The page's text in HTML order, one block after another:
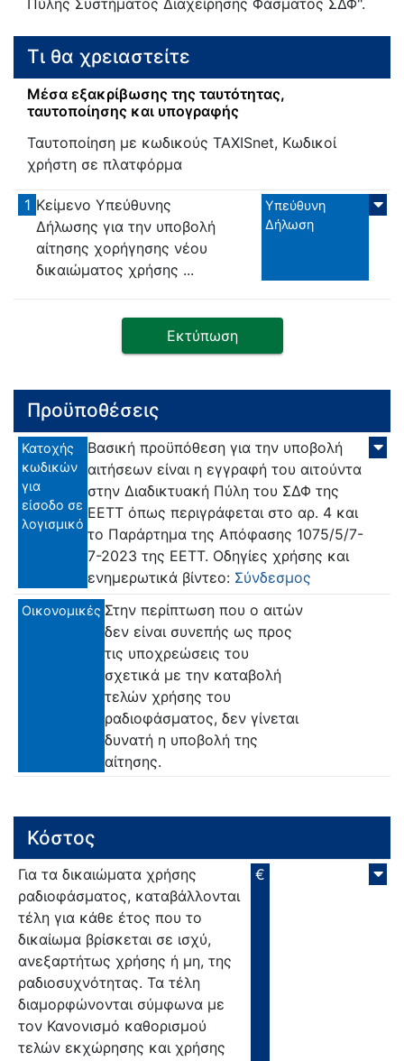
Τι θα χρειαστείτε
Μέσα εξακρίβωσης της ταυτότητας,
ταυτοποίησης και υπογραφής
Ταυτοποίηση με κωδικούς TAXISnet, Κωδικοί
χρήστη σε πλατφόρμα
1 Κείμενο Υπεύθυνης
Δήλωσης για την υποβολή
αίτησης χορήγησης νέου
δικαιώματος χρήσης ...
Υπεύθυνη
Δήλωση
Εκτύπωση
Προϋποθέσεις
Κατοχής
κωδικών
για
είσοδο σε
λογισμικό
Βασική προϋπόθεση για την υποβολή
αιτήσεων είναι η εγγραφή του αιτούντα
στην Διαδικτυακή Πύλη του ΣΔΦ της
ΕΕΤΤ όπως περιγράφεται στο αρ. 4 και
το Παράρτημα της Απόφασης 1075/5/7-
7-2023 της ΕΕΤΤ. Οδηγίες χρήσης και
ενημερωτικά βίντεο: Σύνδεσμος
Οικονομικές Στην περίπτωση που ο αιτών
δεν είναι συνεπής ως προς
τις υποχρεώσεις του
σχετικά με την καταβολή
τελών χρήσης του
ραδιοφάσματος, δεν γίνεται
δυνατή η υποβολή της
αίτησης.
Κόστος
Για τα δικαιώματα χρήσης
ραδιοφάσματος, καταβάλλονται
τέλη για κάθε έτος που το
δικαίωμα βρίσκεται σε ισχύ,
ανεξαρτήτως χρήσης ή μη, της
ραδιοσυχνότητας. Τα τέλη
διαμορφώνονται σύμφωνα με
τον Κανονισμό καθορισμού
τελών εκχώρησης και χρήσης
€